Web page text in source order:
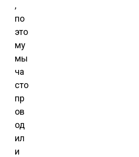
,
по
это
му
мы
ча
сто
пр
ов
од
ил
и